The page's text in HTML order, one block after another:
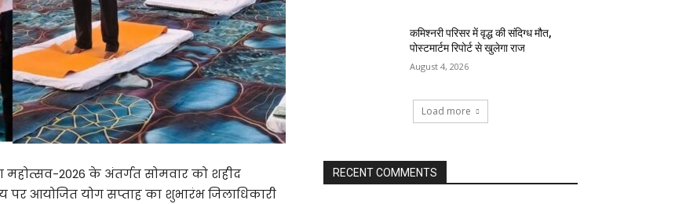
महोत्सव-2026 के अंतर्गत सोमवार को शहीद
पर आयोजित योग सप्ताह का शुभारंभ जिलाधिकारी
कमिश्नरी परिसर में वृद्ध की संदिग्ध मौत,
पोस्टमार्टम रिपोर्ट से खुलेगा राज
August 4, 2026
Load more
RECENT COMMENTS